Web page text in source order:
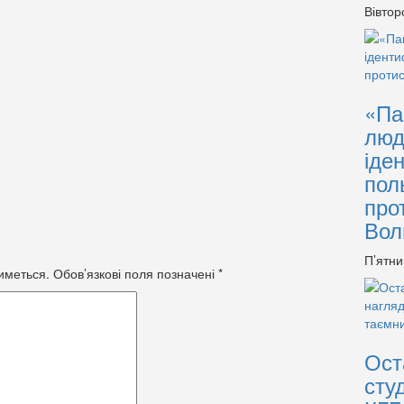
Обов’язкові поля позначені *